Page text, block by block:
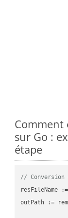
Comment
sur Go :
étape
// Conversion
resFileName :=
outPath :=